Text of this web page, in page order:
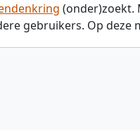
(onder)zoekt.
gebruikers. Op